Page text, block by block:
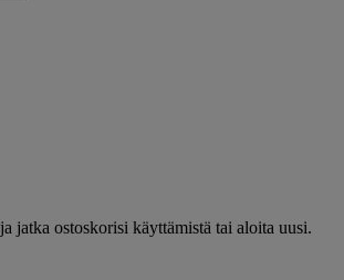
ja jatka ostoskorisi käyttämistä tai aloita uusi.